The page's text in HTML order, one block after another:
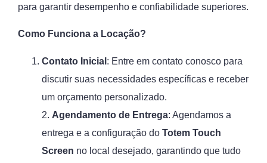
para garantir desempenho e confiabilidade superiores.
Como Funciona a Locação?
Contato Inicial : Entre em contato conosco para
discutir suas necessidades específicas e receber
um orçamento personalizado.
2. Agendamento de Entrega: Agendamos a
entrega e a configuração do Totem Touch
Screen no local desejado, garantindo que tudo